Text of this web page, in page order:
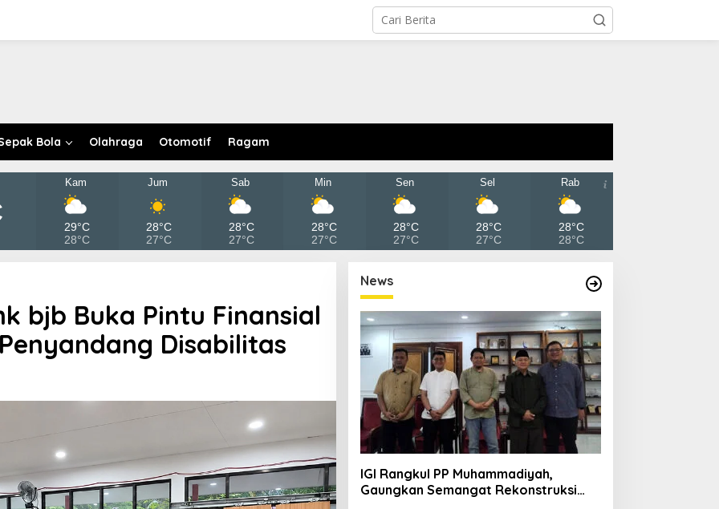
Bola Olahraga Otomotif Ragam
Kam
29°C
28°C
Jum
28°C
27°C
Sab
28°C
27°C
Min
28°C
27°C
Sen
28°C
27°C
Sel
28°C
27°C
Rab
28°C
28°C
bjb Buka Pintu Finansial
Disabilitas
News
IGI Rangkul PP Muhammadiyah,
Gaungkan Semangat Rekonstruksi